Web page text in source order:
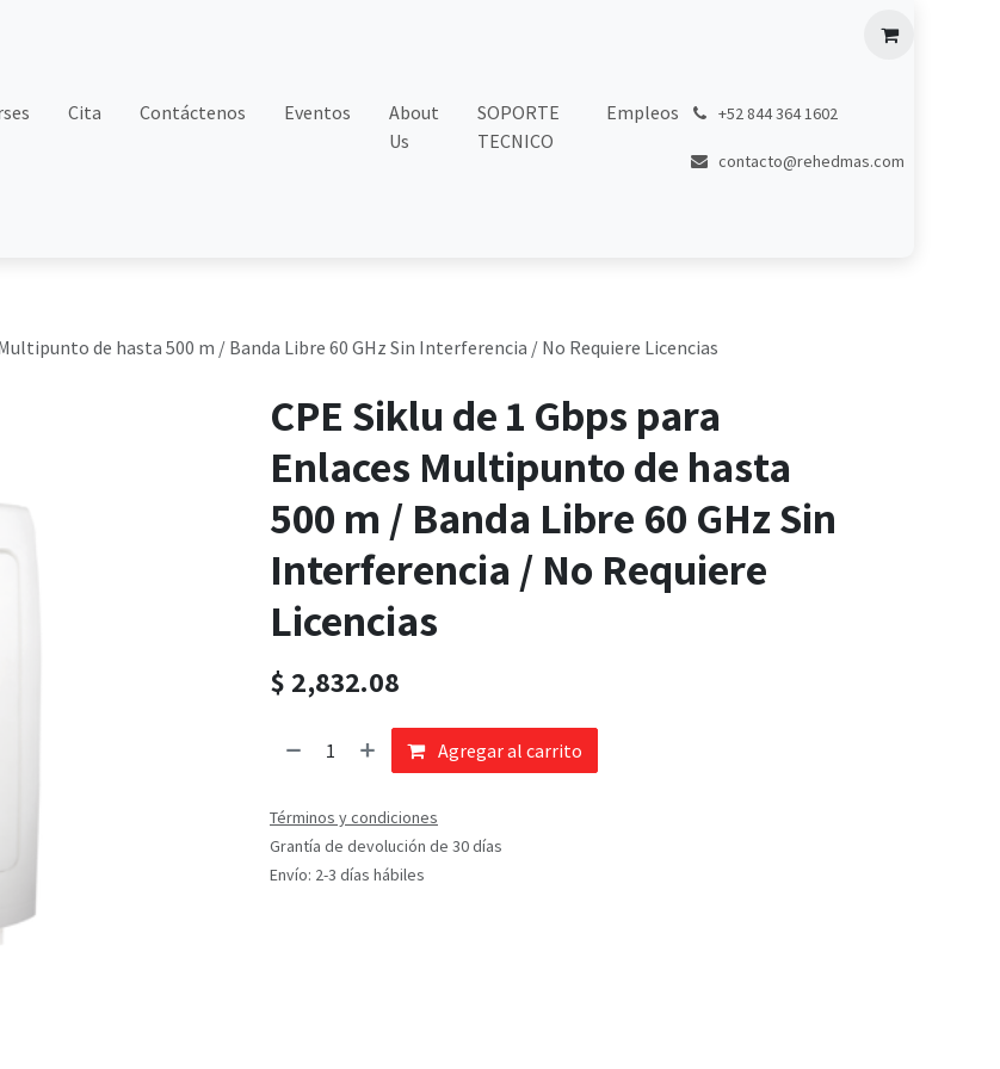
Cita Contáctenos Eventos
About
Us
SOPORTE
TECNICO
Empleos +52 844 364 1602
contacto@rehedmas.com
de hasta 500 m / Banda Libre 60 GHz Sin Interferencia / No Requiere Licencias
CPE Siklu de 1 Gbps para
Enlaces Multipunto de hasta
500 m / Banda Libre 60 GHz Sin
Interferencia / No Requiere
Licencias
$ 2,832.08
Agregar al carrito
Términos y condiciones
Grantía de devolución de 30 días
Envío: 2-3 días hábiles